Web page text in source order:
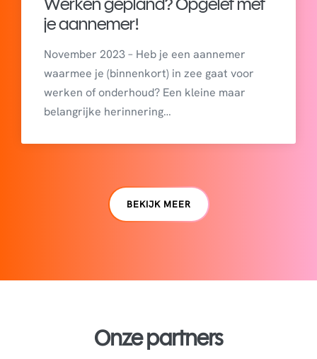
je aannemer!
November 2023 – Heb je een aannemer
waarmee je (binnenkort) in zee gaat voor
werken of onderhoud? Een kleine maar
belangrijke herinnering…
BEKIJK MEER
Onze partners